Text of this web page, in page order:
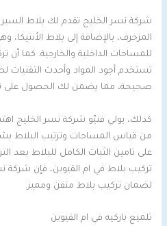
شركة نسر الخليج تقدم لك بلاط
المزخرف، بالإضافة إلى بلاط الأنتيكا،
للمساحات الداخلية والخارجية. كما أن
تستخدم أجود المواد وأحدث التقنيات
صحيحة، مما يضمن لك الحصول على
كذلك، يولي فنيّو شركة نسر الخليج
من قياس المساحات وترتيب البلاط
على تامين الثبات الكامل للبلاط بعد
تركيب بلاط في ام القيوين، فإن شركة
لضمان تركيب بلاط متقن ومميز.
تلميع باركيه في ام القيوين